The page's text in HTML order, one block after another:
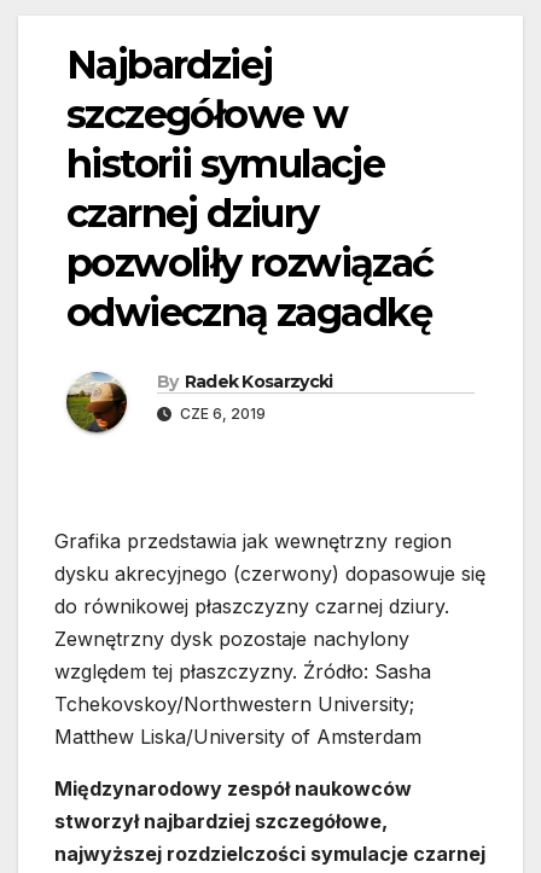
Najbardziej
szczegółowe w
historii symulacje
czarnej dziury
pozwoliły rozwiązać
odwieczną zagadkę
By Radek Kosarzycki
CZE 6, 2019
Grafika przedstawia jak wewnętrzny region
dysku akrecyjnego (czerwony) dopasowuje się
do równikowej płaszczyzny czarnej dziury.
Zewnętrzny dysk pozostaje nachylony
względem tej płaszczyzny. Źródło: Sasha
Tchekovskoy/Northwestern University;
Matthew Liska/University of Amsterdam
Międzynarodowy zespół naukowców
stworzył najbardziej szczegółowe,
najwyższej rozdzielczości symulacje czarnej